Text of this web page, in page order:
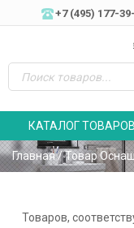
+7 (495) 177-
КАТАЛОГ ТОВАРОВ
Главная/ Товар
Товаров,